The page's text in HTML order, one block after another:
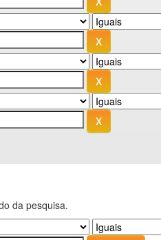
da pesquisa.